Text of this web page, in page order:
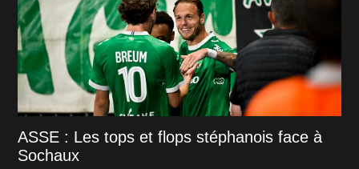
ASSE : Les tops et flops stéphanois face à
Sochaux